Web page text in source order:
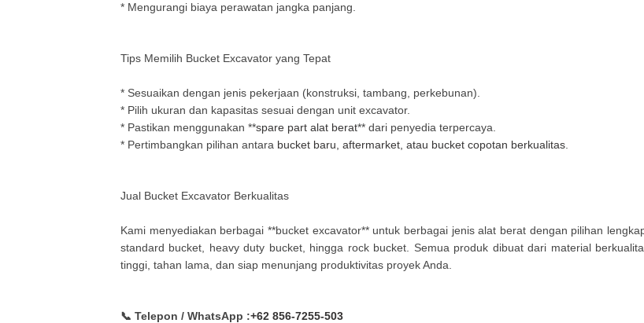
* Mengurangi biaya perawatan jangka panjang.
Tips Memilih Bucket Excavator yang Tepat
* Sesuaikan dengan jenis pekerjaan (konstruksi, tambang, perkebunan).
* Pilih ukuran dan kapasitas sesuai dengan unit excavator.
* Pastikan menggunakan **spare part alat berat** dari penyedia terpercaya.
* Pertimbangkan pilihan antara bucket baru, aftermarket, atau bucket copotan berkualitas
Jual Bucket Excavator Berkualitas
Kami menyediakan berbagai **bucket excavator** untuk berbagai jenis alat berat dengan pilihan
standard bucket, heavy duty bucket, hingga rock bucket. Semua produk dibuat dari material
tinggi, tahan lama, dan siap menunjang produktivitas proyek Anda.
📞 Telepon / WhatsApp :+62 856-7255-503